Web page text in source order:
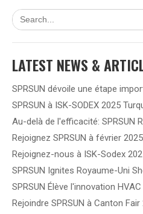
LATEST NEWS &
SPRSUN Élève l'innovation